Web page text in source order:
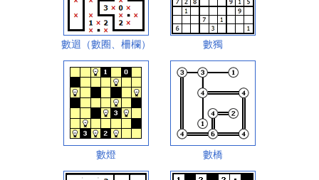
數迴（數圈、柵欄） 數獨
數燈 數橋